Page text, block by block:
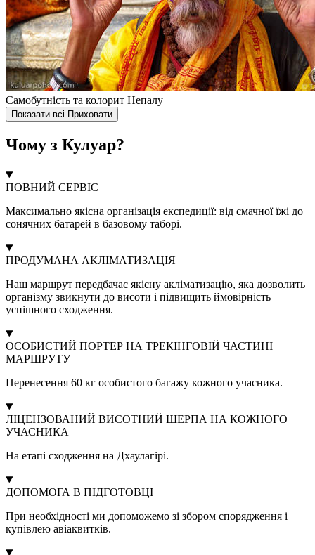
Самобутність та колорит Непалу
Показати всі Приховати
Чому з Кулуар?
ПОВНИЙ СЕРВІС
Максимально якісна організація експедиції: від смачної їжі до
сонячних батарей в базовому таборі.
ПРОДУМАНА АКЛІМАТИЗАЦІЯ
Наш маршрут передбачає якісну акліматизацію, яка дозволить
організму звикнути до висоти і підвищить ймовірність
успішного сходження.
ОСОБИСТИЙ ПОРТЕР НА ТРЕКІНГОВІЙ ЧАСТИНІ
МАРШРУТУ
Перенесення 60 кг особистого багажу кожного учасника.
ЛІЦЕНЗОВАНИЙ ВИСОТНИЙ ШЕРПА НА КОЖНОГО
УЧАСНИКА
На етапі сходження на Дхаулагірі.
ДОПОМОГА В ПІДГОТОВЦІ
При необхідності ми допоможемо зі збором спорядження і
купівлею авіаквитків.